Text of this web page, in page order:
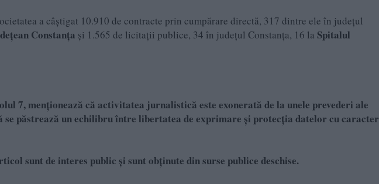
a câștigat 10.910 de contracte prin cumpărare directă, 317 dintre ele în județul
Constanța și 1.565 de licitații publice, 34 în județul Constanța, 16 la Spitalul
7, menționează că activitatea jurnalistică este exonerată de la unele prevederi ale
se păstrează un echilibru între libertatea de exprimare și protecția datelor cu caracter
sunt de interes public și sunt obținute din surse publice deschise.